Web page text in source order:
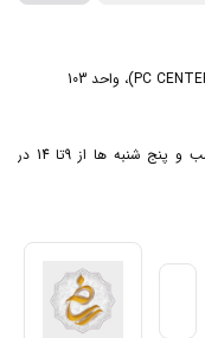
از شنبه تا چهارشنبه 9 صبح تا 14 و 17عصر تا 21 شب و پنج شنبه ها از 9تا 14 در